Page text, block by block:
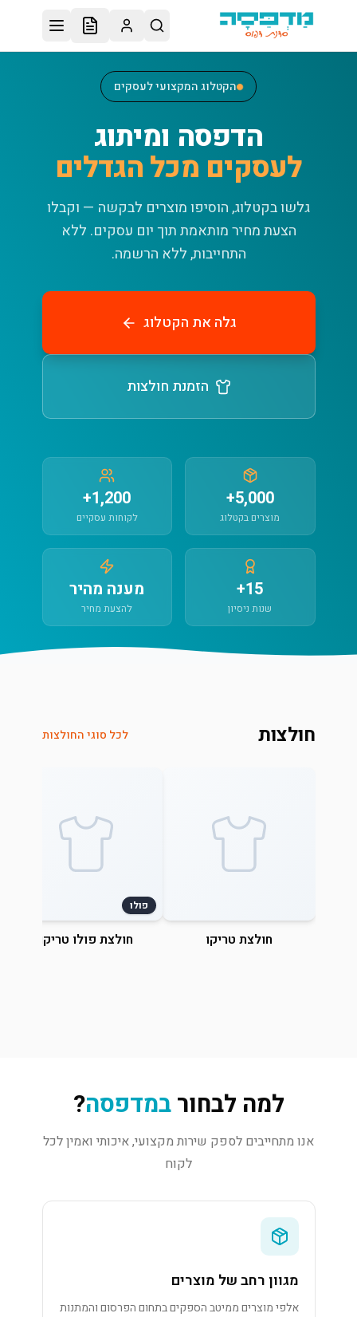
דלג לתוכן הראשי
הקטלוג המקצועי לעסקים
הדפסה ומיתוג
לעסקים מכל הגדלים
גלשו בקטלוג, הוסיפו מוצרים לבקשה — וקבלו
הצעת מחיר מותאמת תוך יום עסקים. ללא
התחייבות, ללא הרשמה.
גלה את הקטלוג
הזמנת חולצות
5,000+
מוצרים בקטלוג
1,200+
לקוחות עסקיים
15+
שנות ניסיון
מענה מהיר
להצעת מחיר
חולצות לכל סוגי החולצות
חולצת טריקו
פולו
חולצת פולו טריקו
למה לבחורבמדפסה?
אנו מתחייבים לספק שירות מקצועי, איכותי ואמין לכל
לקוח
מגוון רחב של מוצרים
אלפי מוצרים ממיטב הספקים בתחום הפרסום והמתנות